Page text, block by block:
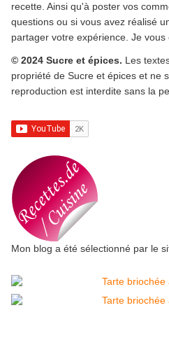
recette. Ainsi qu'à poster vos
questions ou si vous avez réalisé
partager votre expérience. Je vous
© 2024 Sucre et épices. Les
propriété de Sucre et épices et ne
reproduction est interdite sans la
Mon blog a été sélectionné par le